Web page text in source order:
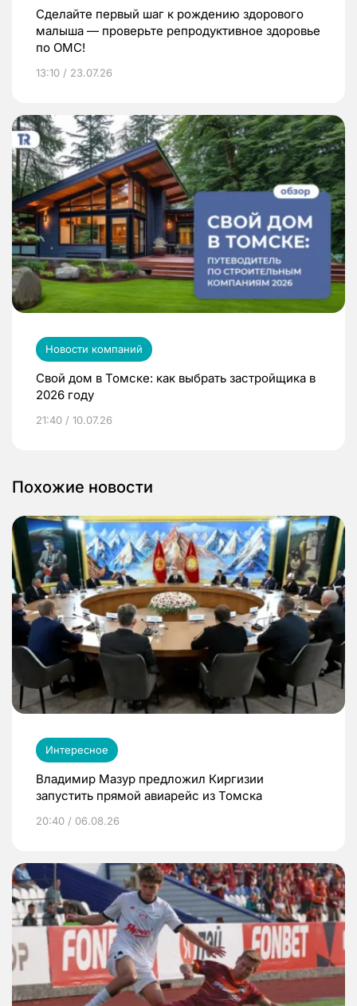
Сделайте первый шаг к рождению здорового
малыша — проверьте репродуктивное здоровье
по ОМС!
13:10 / 23.07.26
Новости компаний
Свой дом в Томске: как выбрать застройщика в
2026 году
21:40 / 10.07.26
Похожие новости
Интересное
Владимир Мазур предложил Киргизии
запустить прямой авиарейс из Томска
20:40 / 06.08.26